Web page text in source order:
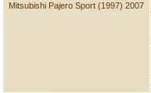
Mitsubishi Pajero Sport (1997) 2007